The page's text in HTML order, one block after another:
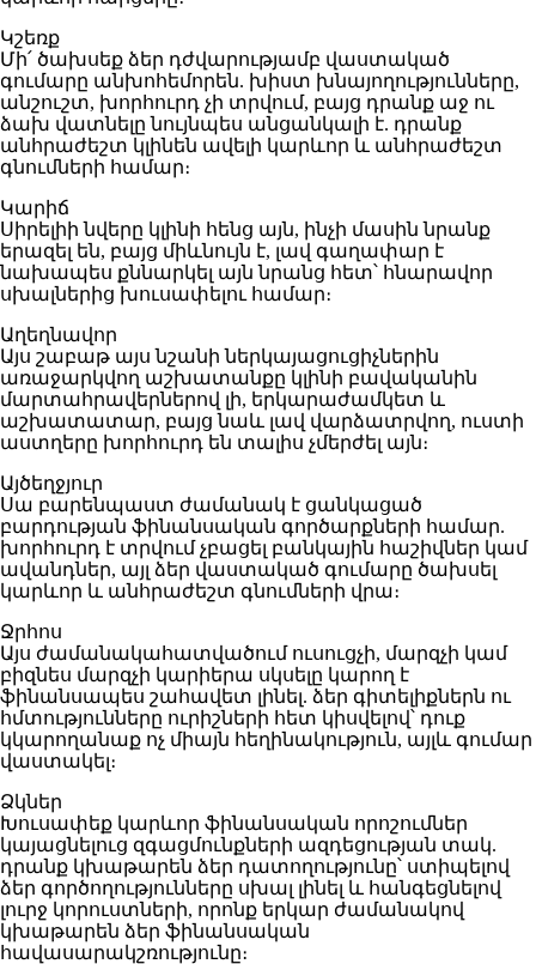
Կշեռք
Մի՛ ծախսեք ձեր դժվարությամբ վաստակած
գումարը անխոհեմորեն. խիստ խնայողությունները,
անշուշտ, խորհուրդ չի տրվում, բայց դրանք աջ ու
ձախ վատնելը նույնպես անցանկալի է. դրանք
անհրաժեշտ կլինեն ավելի կարևոր և անհրաժեշտ
գնումների համար։
Կարիճ
Սիրելիի նվերը կլինի հենց այն, ինչի մասին նրանք
երազել են, բայց միևնույն է, լավ գաղափար է
նախապես քննարկել այն նրանց հետ՝ հնարավոր
սխալներից խուսափելու համար։
Աղեղնավոր
Այս շաբաթ այս նշանի ներկայացուցիչներին
առաջարկվող աշխատանքը կլինի բավականին
մարտահրավերներով լի, երկարաժամկետ և
աշխատատար, բայց նաև լավ վարձատրվող, ուստի
աստղերը խորհուրդ են տալիս չմերժել այն։
Այծեղջյուր
Սա բարենպաստ ժամանակ է ցանկացած
բարդության ֆինանսական գործարքների համար.
խորհուրդ է տրվում չբացել բանկային հաշիվներ կամ
ավանդներ, այլ ձեր վաստակած գումարը ծախսել
կարևոր և անհրաժեշտ գնումների վրա։
Ջրհոս
Այս ժամանակահատվածում ուսուցչի, մարզչի կամ
բիզնես մարզչի կարիերա սկսելը կարող է
ֆինանսապես շահավետ լինել. ձեր գիտելիքներն ու
հմտությունները ուրիշների հետ կիսվելով՝ դուք
կկարողանաք ոչ միայն հեղինակություն, այլև գումար
վաստակել։
Ձկներ
Խուսափեք կարևոր ֆինանսական որոշումներ
կայացնելուց զգացմունքների ազդեցության տակ.
դրանք կխաթարեն ձեր դատողությունը՝ ստիպելով
ձեր գործողությունները սխալ լինել և հանգեցնելով
լուրջ կորուստների, որոնք երկար ժամանակով
կխաթարեն ձեր ֆինանսական
հավասարակշռությունը։